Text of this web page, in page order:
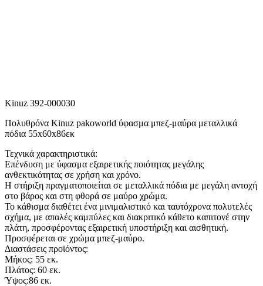
Kinuz 392-000030
Πολυθρόνα Kinuz pakoworld ύφασμα μπεζ-μαύρα μεταλλικά
πόδια 55x60x86εκ
Τεχνικά χαρακτηριστικά:
Επένδυση με ύφασμα εξαιρετικής ποιότητας μεγάλης
ανθεκτικότητας σε χρήση και χρόνο.
Η στήριξη πραγματοποιείται σε μεταλλικά πόδια με μεγάλη αντοχή
στο βάρος και στη φθορά σε μαύρο χρώμα.
Το κάθισμα διαθέτει ένα μινιμαλιστικό και ταυτόχρονα πολυτελές
σχήμα, με απαλές καμπύλες και διακριτικό κάθετο καπιτονέ στην
πλάτη, προσφέροντας εξαιρετική υποστήριξη και αισθητική.
Προσφέρεται σε χρώμα μπεζ-μαύρο.
Διαστάσεις προϊόντος:
Μήκος: 55 εκ.
Πλάτος: 60 εκ.
Ύψος:86 εκ.